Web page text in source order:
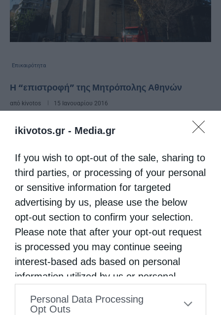
ikivotos.gr - Media.gr
If you wish to opt-out of the sale, sharing to
third parties, or processing of your personal
or sensitive information for targeted
advertising by us, please use the below
opt-out section to confirm your selection.
Please note that after your opt-out request
is processed you may continue seeing
interest-based ads based on personal
information utilized by us or personal
to your opt-out. You may separately opt-out
Personal Data Processing
Opt Outs
Επικαιρότητα
Η “επιστροφή” της Μητρόπολης Αθηνών
από kivotos 15 Ιανουαρίου 2016
Ξεκίνησε η διαδικασία απόσυρσης των
“σκεπάζουν” τον Μητροπολιτικό Ναό των
Αθηνών στο κέντρο της Αθήνας. Η επισκευή
που ξεκίνησε μετά τις ζημιές που
προκάλεσε …